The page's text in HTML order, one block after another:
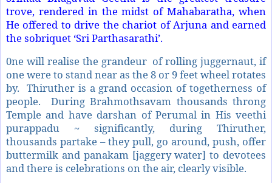
trove, rendered in the midst of Mahabaratha, when
He offered to drive the chariot of Arjuna and earned
the sobriquet ‘Sri Parthasarathi’.
0ne will realise the grandeur of rolling juggernaut, if
one were to stand near as the 8 or 9 feet wheel rotates
by. Thiruther is a grand occasion of togetherness of
people. During Brahmothsavam thousands throng
Temple and have darshan of Perumal in His veethi
purappadu ~ significantly, during Thiruther,
thousands partake – they pull, go around, push, offer
buttermilk and panakam [jaggery water] to devotees
and there is celebrations on the air, clearly visible.